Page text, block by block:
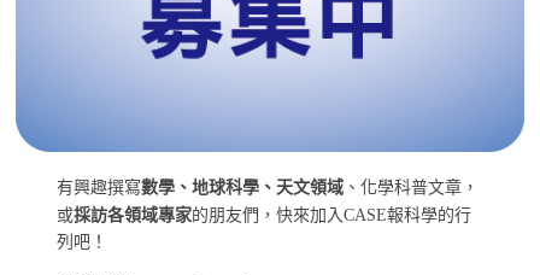
有興趣撰寫數學、地球科學、天文領域 、化學科普文章，
或採訪各領域專家的朋友們，快來加入CASE報科學的行
列吧！